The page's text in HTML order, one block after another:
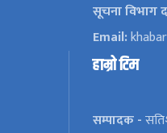
सूचना विभाग
Email:
हाम्रो टिम
सम्पादक -